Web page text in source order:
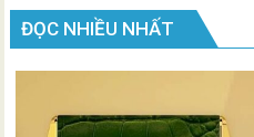
ĐỌC NHIỀU NHẤT